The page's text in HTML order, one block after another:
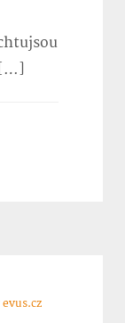
[…]
evus.cz